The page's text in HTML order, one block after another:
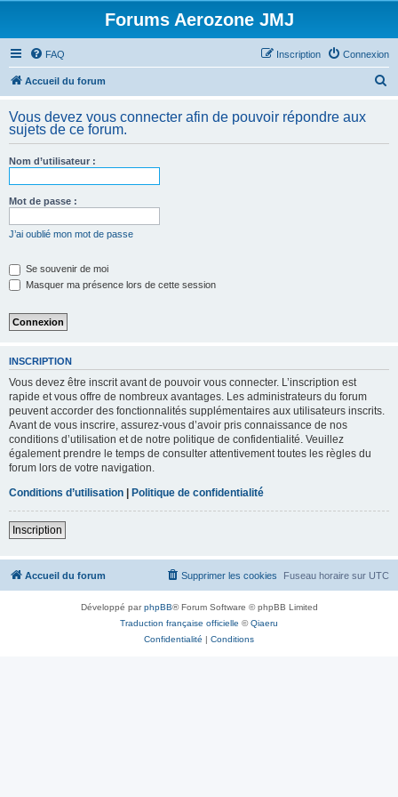
Forums Aerozone JMJ
FAQ Connexion
Inscription
Accueil du forum
h
Vous devez vous connecter afin de pouvoir répondre aux
sujets de ce forum.
Nom d’utilisateur :
Mot de passe :
J’ai oublié mon mot de passe
Se souvenir de moi
Masquer ma présence lors de cette session
INSCRIPTION
Vous devez être inscrit avant de pouvoir vous connecter. L’inscription est
rapide et vous offre de nombreux avantages. Les administrateurs du forum
peuvent accorder des fonctionnalités supplémentaires aux utilisateurs inscrits.
Avant de vous inscrire, assurez-vous d’avoir pris connaissance de nos
conditions d’utilisation et de notre politique de confidentialité. Veuillez
également prendre le temps de consulter attentivement toutes les règles du
forum lors de votre navigation.
Conditions d’utilisation | Politique de confidentialité
Inscription
Accueil du forum Fuseau horaire sur UTC
Supprimer les cookies
Développé parphpBB® Forum Software © phpBB Limited
Traduction française officielle ©Qiaeru
Confidentialité | Conditions